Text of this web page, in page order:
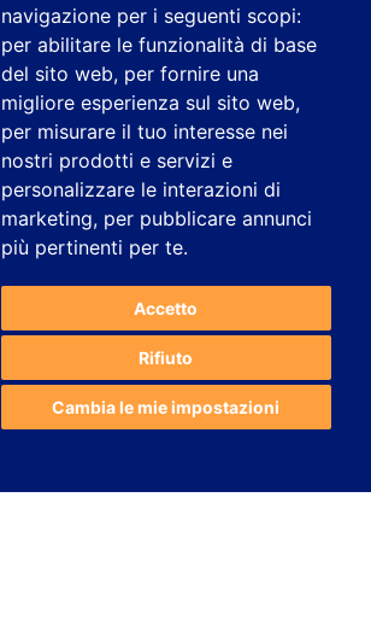
navigazione per i seguenti scopi:
per abilitare le funzionalità di base
del sito web, per fornire una
migliore esperienza sul sito web,
per misurare il tuo interesse nei
nostri prodotti e servizi e
personalizzare le interazioni di
marketing, per pubblicare annunci
più pertinenti per te.
Accetto
Rifiuto
Cambia le mie impostazioni